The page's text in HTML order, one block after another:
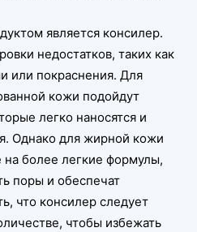
является консилер.
недостатков, таких как
или покраснения. Для
кожи подойдут
легко наносятся и
Однако для жирной кожи
на более легкие формулы,
поры и обеспечат
что консилер следует
чтобы избежать